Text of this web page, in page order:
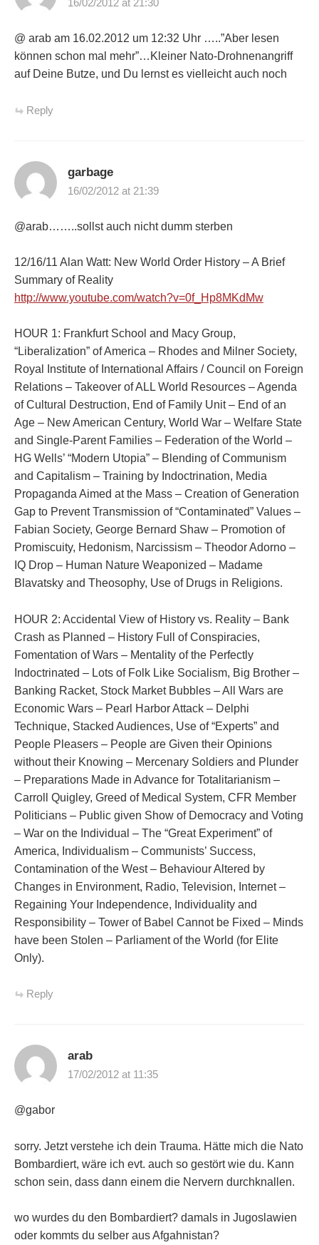
16/02/2012 at 21:30
@ arab am 16.02.2012 um 12:32 Uhr …..”Aber lesen
können schon mal mehr”…Kleiner Nato-Drohnenangriff
auf Deine Butze, und Du lernst es vielleicht auch noch
Reply
garbage
16/02/2012 at 21:39
@arab……..sollst auch nicht dumm sterben
12/16/11 Alan Watt: New World Order History – A Brief
Summary of Reality
http://www.youtube.com/watch?v=0f_Hp8MKdMw
HOUR 1: Frankfurt School and Macy Group,
“Liberalization” of America – Rhodes and Milner Society,
Royal Institute of International Affairs / Council on Foreign
Relations – Takeover of ALL World Resources – Agenda
of Cultural Destruction, End of Family Unit – End of an
Age – New American Century, World War – Welfare State
and Single-Parent Families – Federation of the World –
HG Wells’ “Modern Utopia” – Blending of Communism
and Capitalism – Training by Indoctrination, Media
Propaganda Aimed at the Mass – Creation of Generation
Gap to Prevent Transmission of “Contaminated” Values –
Fabian Society, George Bernard Shaw – Promotion of
Promiscuity, Hedonism, Narcissism – Theodor Adorno –
IQ Drop – Human Nature Weaponized – Madame
Blavatsky and Theosophy, Use of Drugs in Religions.
HOUR 2: Accidental View of History vs. Reality – Bank
Crash as Planned – History Full of Conspiracies,
Fomentation of Wars – Mentality of the Perfectly
Indoctrinated – Lots of Folk Like Socialism, Big Brother –
Banking Racket, Stock Market Bubbles – All Wars are
Economic Wars – Pearl Harbor Attack – Delphi
Technique, Stacked Audiences, Use of “Experts” and
People Pleasers – People are Given their Opinions
without their Knowing – Mercenary Soldiers and Plunder
– Preparations Made in Advance for Totalitarianism –
Carroll Quigley, Greed of Medical System, CFR Member
Politicians – Public given Show of Democracy and Voting
– War on the Individual – The “Great Experiment” of
America, Individualism – Communists’ Success,
Contamination of the West – Behaviour Altered by
Changes in Environment, Radio, Television, Internet –
Regaining Your Independence, Individuality and
Responsibility – Tower of Babel Cannot be Fixed – Minds
have been Stolen – Parliament of the World (for Elite
Only).
Reply
arab
17/02/2012 at 11:35
@gabor
sorry. Jetzt verstehe ich dein Trauma. Hätte mich die Nato
Bombardiert, wäre ich evt. auch so gestört wie du. Kann
schon sein, dass dann einem die Nervern durchknallen.
wo wurdes du den Bombardiert? damals in Jugoslawien
oder kommts du selber aus Afgahnistan?